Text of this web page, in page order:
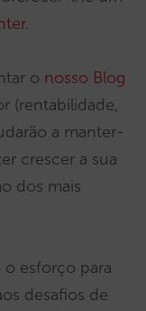
.
o nosso Blog
(rentabilidade,
a manter-
crescer a sua
dos mais
esforço para
desafios de